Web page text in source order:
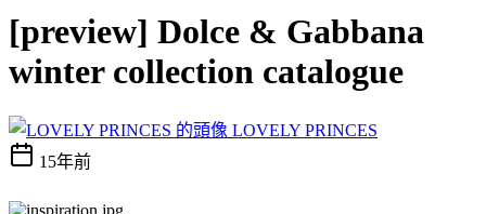
[preview] Dolce & Gabbana
winter collection catalogue
LOVELY PRINCES
15年前